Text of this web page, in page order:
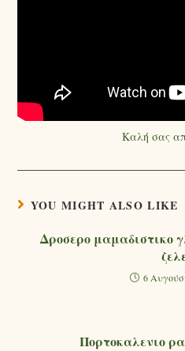
Καλή σας
YOU MIGHT ALSO LIKE
Δροσερο μαμαδιστικο
6
Πορτοκαλενιο